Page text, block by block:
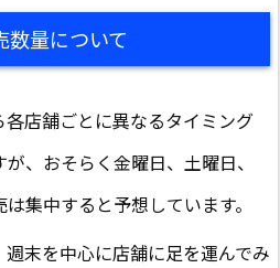
数量について
店舗ごとに異なるタイミング
、おそらく金曜日、土曜日、
集中すると予想しています。
末を中心に店舗に足を運んでみ